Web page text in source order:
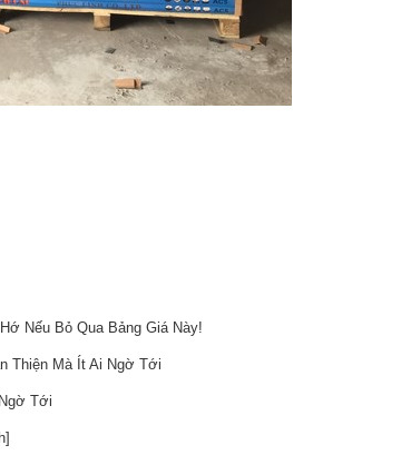
Nếu Bỏ Qua Bảng Giá Này!
Thiện Mà Ít Ai Ngờ Tới
Tới